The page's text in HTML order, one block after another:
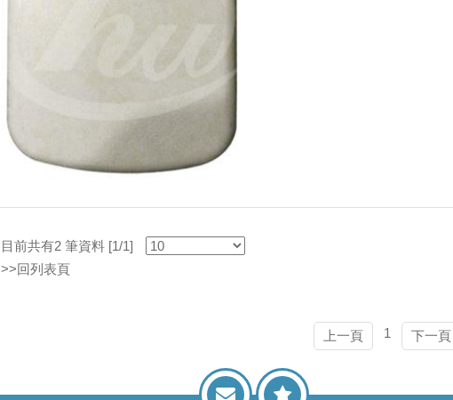
目前共有2 筆資料 [1/1]
>>回列表頁
上一頁 1 下一頁